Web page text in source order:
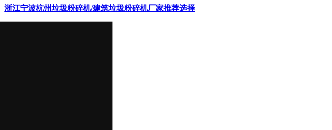
浙江宁波杭州垃圾粉碎机/建筑垃圾粉碎机厂家推荐选择